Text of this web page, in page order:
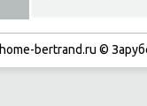
home-bertrand.ru ©